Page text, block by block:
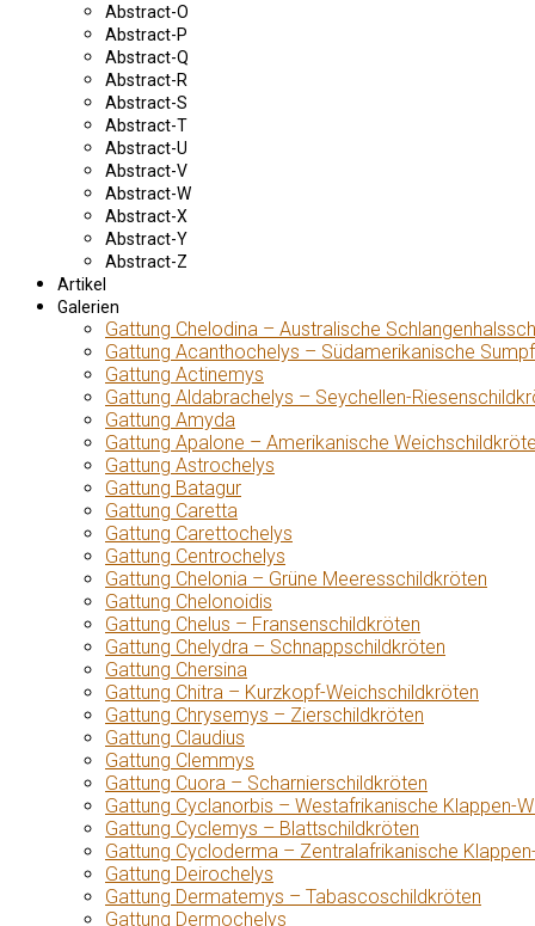
Abstract-O
Abstract-P
Abstract-Q
Abstract-R
Abstract-S
Abstract-T
Abstract-U
Abstract-V
Abstract-W
Abstract-X
Abstract-Y
Abstract-Z
Artikel
Galerien
Gattung Chelodina – Australische
Gattung Acanthochelys – Südamerikanische
Gattung Actinemys
Gattung Aldabrachelys – Seychellen-
Gattung Amyda
Gattung Apalone – Amerikanische
Gattung Astrochelys
Gattung Batagur
Gattung Caretta
Gattung Carettochelys
Gattung Centrochelys
Gattung Chelonia – Grüne Meeresschildkröten
Gattung Chelonoidis
Gattung Chelus – Fransenschildkröten
Gattung Chelydra – Schnappschildkröten
Gattung Chersina
Gattung Chitra – Kurzkopf-Weichschildkröten
Gattung Chrysemys – Zierschildkröten
Gattung Claudius
Gattung Clemmys
Gattung Cuora – Scharnierschildkröten
Gattung Cyclanorbis – Westafrikanische Klappen-
Gattung Cyclemys – Blattschildkröten
Gattung Cycloderma – Zentralafrikanische
Gattung Deirochelys
Gattung Dermatemys – Tabascoschildkröten
Gattung Dermochelys